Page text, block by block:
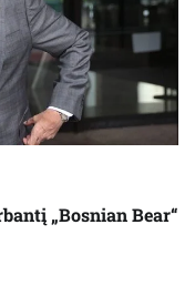
„Bosnian Bear“